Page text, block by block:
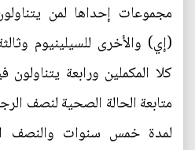
مجموعات إحداها لمن
(إي) والأخرى للسيلينيوم
كلا المكملين ورابعة
متابعة الحالة الصحية لنصف
لمدة خمس سنوات والنصف